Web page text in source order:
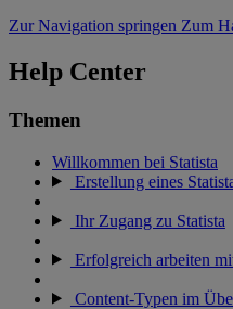
Zur Navigation springen Zum
Help Center
Themen
Willkommen bei Statista
Erstellung eines
Ihr Zugang zu Statista
Erfolgreich arbeiten
Content-Typen im